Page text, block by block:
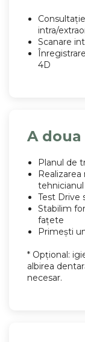
intra/
Scanare
4D
A doua
Planul de
Test Drive
Stabilim
fațete
Primești
* Opțional:
albirea
necesar.